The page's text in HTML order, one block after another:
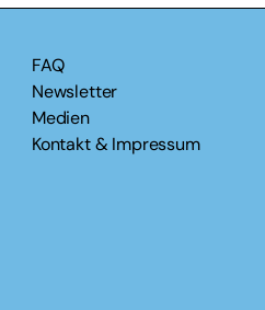
FAQ
Newsletter
Medien
Kontakt & Impressum